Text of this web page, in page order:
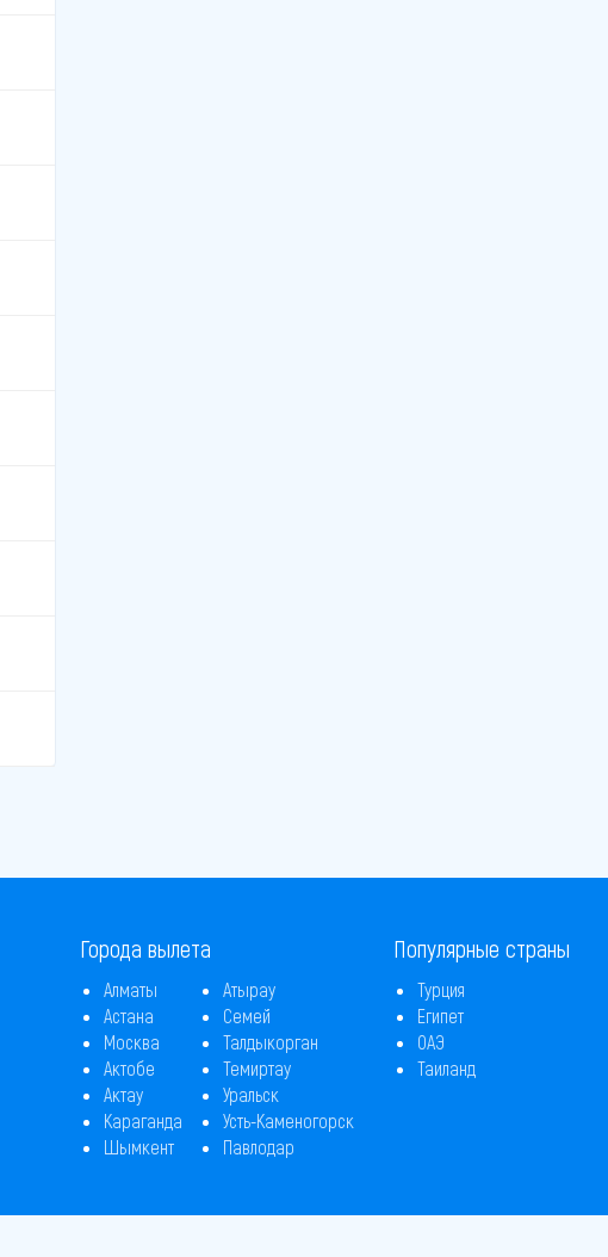
Города вылета
Алматы
Астана
Москва
Актобе
Актау
Караганда
Шымкент
Атырау
Семей
Талдыкорган
Темиртау
Уральск
Усть-Каменогорск
Павлодар
Популярные страны
Турция
Египет
ОАЭ
Таиланд